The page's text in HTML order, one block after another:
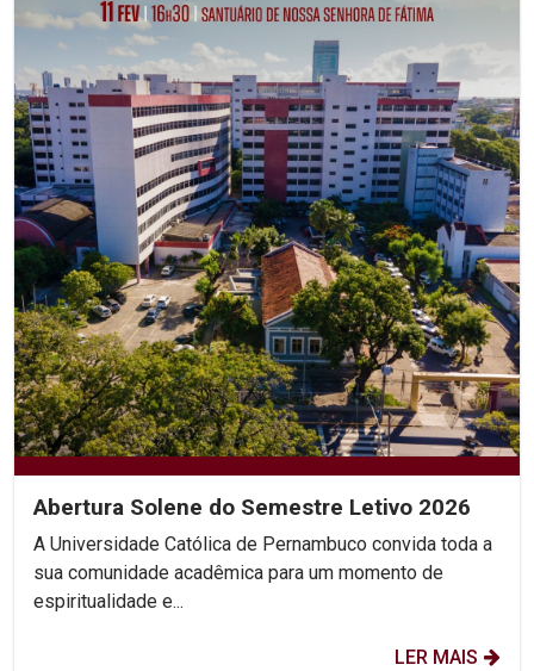
Abertura Solene do Semestre Letivo 2026
A Universidade Católica de Pernambuco convida toda a
sua comunidade acadêmica para um momento de
espiritualidade e...
LER MAIS